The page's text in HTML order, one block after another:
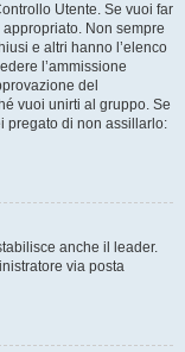
Utente. Se vuoi far
Non sempre
e altri hanno l’elenco
l’ammissione
del
vuoi unirti al gruppo. Se
pregato di non assillarlo:
anche il leader.
via posta